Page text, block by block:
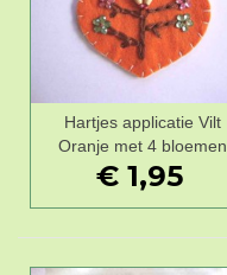
Hartjes applicatie Vilt
Oranje met 4 bloemen
€ 1,95